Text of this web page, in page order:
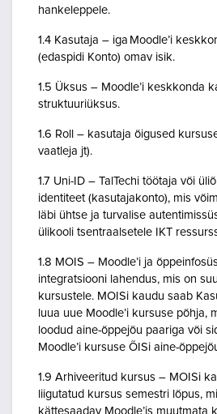
hankeleppele.
1.4 Kasutaja – iga Moodle’i
(edaspidi Konto) omav isik.
1.5 Üksus – Moodle’i keskkonda
struktuuriüksus.
1.6 Roll – kasutaja õigused
vaatleja jt).
1.7 Uni-ID – TalTechi töötaja või
identiteet (kasutajakonto), mis
läbi ühtse ja turvalise
ülikooli tsentraalsetele IKT
1.8 MOIS – Moodle’i ja
integratsiooni lahendus, mis on
kursustele. MOISi kaudu saab
luua uue Moodle’i kursuse põhja,
loodud aine-õppejõu paariga või
Moodle’i kursuse ÕISi aine-
1.9 Arhiveeritud kursus – MOISi
liigutatud kursus semestri lõpus,
kättesaadav Moodle’is muutmata